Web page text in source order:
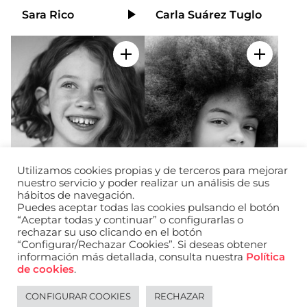
nacional
internacional
modelos,
actores
y
presentadores.
Sara Rico VideoCarla Suárez Tuglo
Martina Porqueras
Añadir a mi selección
Yayra Suarez
Añadir
URL de FacebookURL de Linkedin
Aviso legal Política de privacidad de datos
Utilizamos cookies propias y de terceros para mejorar
nuestro servicio y poder realizar un análisis de sus
hábitos de navegación.
Puedes aceptar todas las cookies pulsando el botón
“Aceptar todas y continuar” o configurarlas o
rechazar su uso clicando en el botón
“Configurar/Rechazar Cookies”. Si deseas obtener
información más detallada, consulta nuestra Política
de cookies.
CONFIGURAR COOKIES RECHAZAR